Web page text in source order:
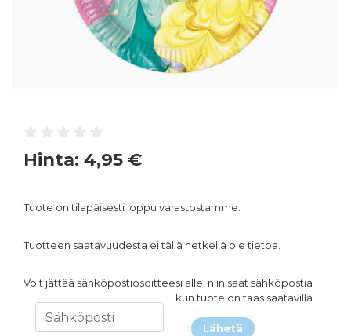
Hinta: 4,95 €
Tuote on tilapäisesti loppu varastostamme.
Tuotteen saatavuudesta ei tällä hetkellä ole tietoa.
Voit jättää sähköpostiosoitteesi alle, niin saat sähköpostia
kun tuote on taas saatavilla.
Lähetä